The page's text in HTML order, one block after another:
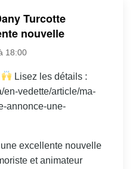
Turcotte
nouvelle
18:00
Lisez les détails :
en-vedette/article/ma-
annonce-une-
excellente nouvelle
et animateur